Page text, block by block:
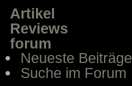
Artikel
Reviews
forum
Neueste Beiträge
Suche im Forum